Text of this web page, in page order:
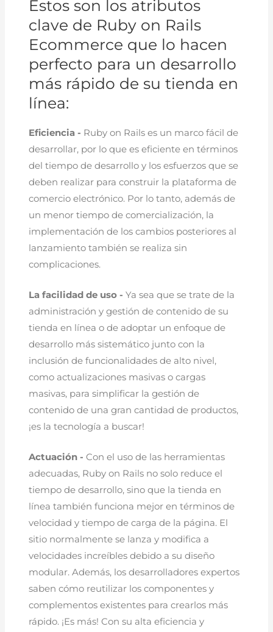
Estos son los atributos
clave de Ruby on Rails
Ecommerce que lo hacen
perfecto para un desarrollo
más rápido de su tienda en
línea:
Eficiencia - Ruby on Rails es un marco fácil de
desarrollar, por lo que es eficiente en términos
del tiempo de desarrollo y los esfuerzos que se
deben realizar para construir la plataforma de
comercio electrónico. Por lo tanto, además de
un menor tiempo de comercialización, la
implementación de los cambios posteriores al
lanzamiento también se realiza sin
complicaciones.
La facilidad de uso - Ya sea que se trate de la
administración y gestión de contenido de su
tienda en línea o de adoptar un enfoque de
desarrollo más sistemático junto con la
inclusión de funcionalidades de alto nivel,
como actualizaciones masivas o cargas
masivas, para simplificar la gestión de
contenido de una gran cantidad de productos,
¡es la tecnología a buscar!
Actuación - Con el uso de las herramientas
adecuadas, Ruby on Rails no solo reduce el
tiempo de desarrollo, sino que la tienda en
línea también funciona mejor en términos de
velocidad y tiempo de carga de la página. El
sitio normalmente se lanza y modifica a
velocidades increíbles debido a su diseño
modular. Además, los desarrolladores expertos
saben cómo reutilizar los componentes y
complementos existentes para crearlos más
rápido. ¡Es más! Con su alta eficiencia y